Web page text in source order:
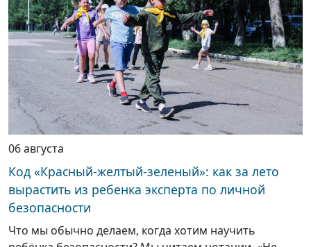
06 августа
Код «Красный-желтый-зеленый»: как за лето
вырастить из ребенка эксперта по личной
безопасности
Что мы обычно делаем, когда хотим научить